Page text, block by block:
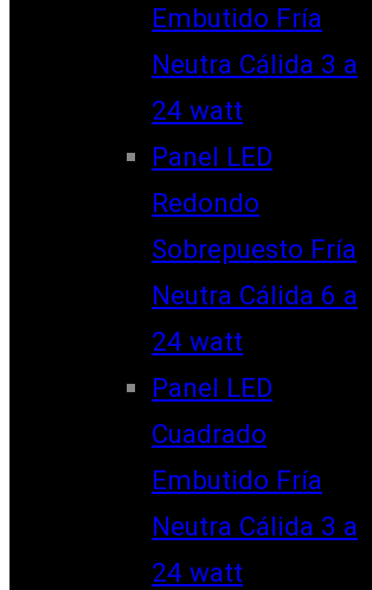
Embutido Fría
Neutra Cálida 3 a
24 watt
Panel LED
Redondo
Sobrepuesto Fría
Neutra Cálida 6 a
24 watt
Panel LED
Cuadrado
Embutido Fría
Neutra Cálida 3 a
24 watt